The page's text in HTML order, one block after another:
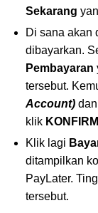
Sekarang
Di sana akan
dibayarkan.
Pembayaran
tersebut.
Account)
klik
Klik lagi
ditampilkan
PayLater.
tersebut.